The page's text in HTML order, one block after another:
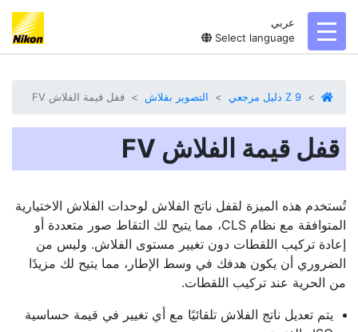
عربي
Select language
Z 9 دليل مرجعي التصوير بفلاش قفل قيمة الفلاش FV‏
قفل قيمة الفلاش FV‏
تُستخدم هذه الميزة لقفل ناتج الفلاش لوحدات الفلاش الاختيارية
المتوافقة مع نظام CLS، مما يتيح لك التقاط صور متعددة أو
إعادة تركيب اللقطات دون تغيير مستوى الفلاش. وليس من
الضروري أن يكون هدفك في وسط الإطار، مما يتيح لك مزيدًا
من الحرية عند تركيب اللقطات.
يتم تعديل ناتج الفلاش تلقائيًا مع أي تغيير في قيمة حساسية